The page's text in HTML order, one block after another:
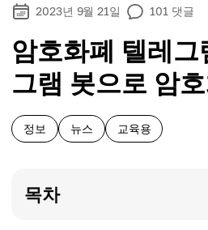
2023년 9월 21일 101 댓글
암호화폐 텔레그
그램 봇으로 암
정보 뉴스 교육용
목차